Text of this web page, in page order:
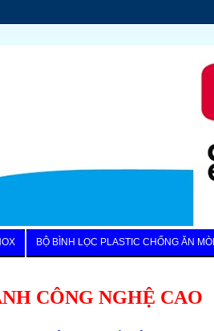
BỘ BÌNH LỌC PLASTIC CHỐNG ĂN
CÔNG NGHỆ CAO